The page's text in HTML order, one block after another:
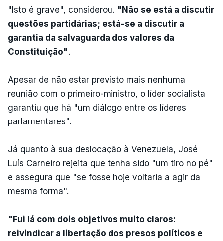
"Isto é grave", considerou. "Não se está a discutir
questões partidárias; está-se a discutir a
garantia da salvaguarda dos valores da
Constituição".
Apesar de não estar previsto mais nenhuma
reunião com o primeiro-ministro, o líder socialista
garantiu que há "um diálogo entre os líderes
parlamentares".
Já quanto à sua deslocação à Venezuela, José
Luís Carneiro rejeita que tenha sido "um tiro no pé"
e assegura que "se fosse hoje voltaria a agir da
mesma forma".
"Fui lá com dois objetivos muito claros:
reivindicar a libertação dos presos políticos e